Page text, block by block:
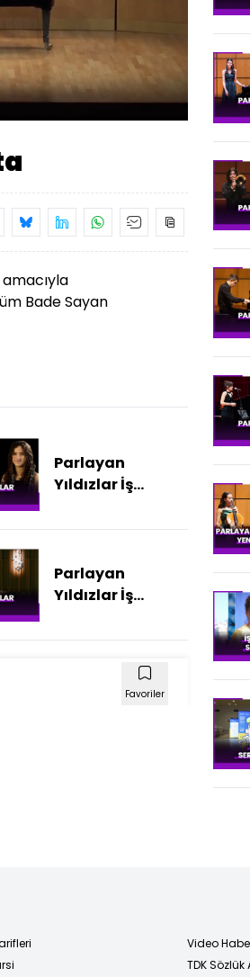
Oynatma
Bade Sayan
Parlayan
Yıldızlar İş
Parlayan
Yıldızlar İş
Favoriler
Video
TDK